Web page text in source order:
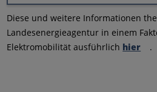
Diese und weitere Informationen
Landesenergieagentur in einem
Elektromobilität ausführlich hier .